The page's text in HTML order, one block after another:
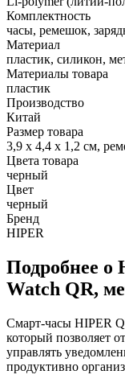
Комплектность
часы, ремешок,
Материал
пластик, силикон,
Материалы товара
пластик
Производство
Китай
Размер товара
3,9 х 4,4 х 1,2 см,
Цвета товара
черный
Цвет
черный
Бренд
HIPER
Подробнее
Watch QR,
Смарт-часы HIPER
который позволяет
управлять
продуктивно